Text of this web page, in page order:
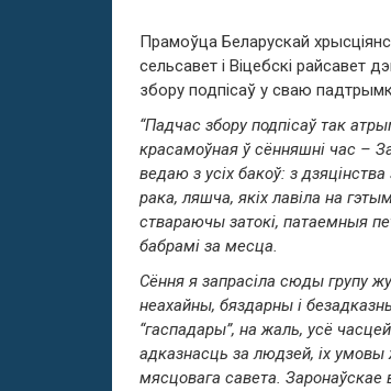
Прамоўца Беларускай
сельсавет і Віцебскі райсавет
збору подпісаў у сваю
“Падчас збору подпісаў так
красамоўная ў сённяшні час –
ведаю з усіх бакоў: з
рака, ляшча, якіх лавіла на
ствараючы затокі, патаемныя
бабрамі за месца.
Сёння я запрасіла сюды групу
неахайны, бяздарны і
“гаспадары”, на жаль, усё
адказнасць за людзей, іх
мясцовага савета. Заронаўскае